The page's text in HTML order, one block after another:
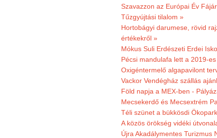
Szavazzon az Európai Év
Tűzgyújtási tilalom »
Hortobágyi darumese, rövid
értékekről »
Mókus Suli Erdészeti Erdei
Pécsi mandulafa lett a 2019-
Oxigéntermelő algapavilont
Vackor Vendégház szállás
Föld napja a MEX-ben -
Mecsekerdő és Mecsextrém
Téli szünet a bükkösdi
A közös örökség vidéki
Újra Akadálymentes Turizmus